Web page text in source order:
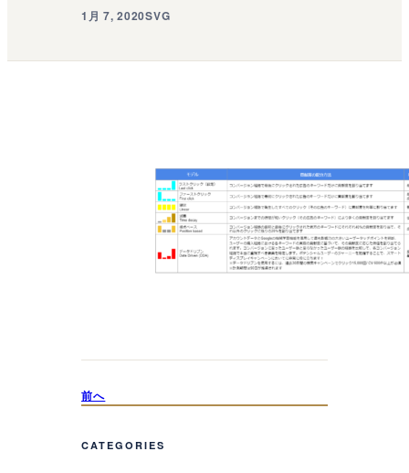
1月 7, 2020SVG
前へ
CATEGORIES